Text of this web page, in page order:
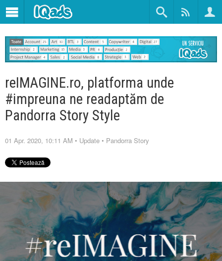
reIMAGINE.ro, platforma unde
#impreuna ne readaptăm de
Pandorra Story Style
01 Apr. 2020, 10:11 AM • Update • Pandorra Story